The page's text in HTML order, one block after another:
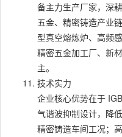
备主力生产厂家，深
五金、精密铸造产业
型真空熔炼炉、高频
精密五金加工厂、新
主。
技术实力
企业核心优势在于
气谐波抑制设计，降
精密铸造车间工况；